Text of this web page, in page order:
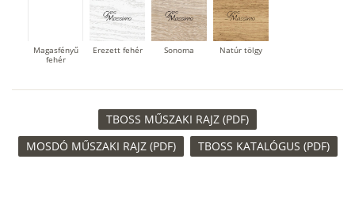
Magasfényű
fehér
Erezett fehér Sonoma Natúr tölgy
TBOSS MŰSZAKI RAJZ (PDF)
MOSDÓ MŰSZAKI RAJZ (PDF)
TBOSS KATALÓGUS (PDF)